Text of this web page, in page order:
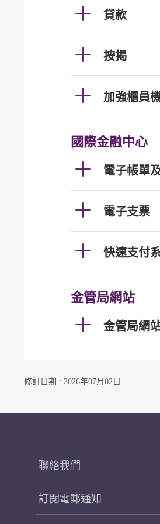
貸款
按揭
加強櫃員
國際金融中心
電子帳單
電子支票
快速支付
金管局網站
金管局網
修訂日期 : 2026年07月02日
聯絡我們
訂閱電郵通知